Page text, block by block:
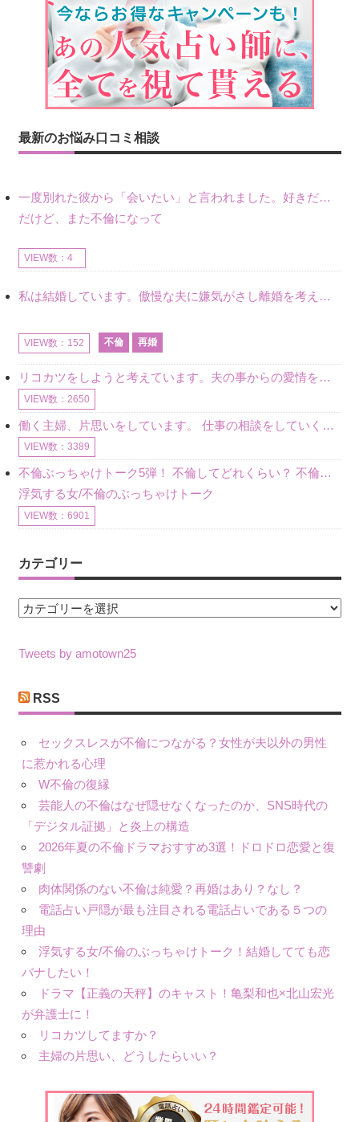
最新のお悩み口コミ相談
一度別れた彼から「会いたい」と言われました。好きだけど不倫だから別れたので、私もまだ好きだし会いたい気持ちはあります。
だけど、また不倫になって
VIEW数：4
私は結婚しています。傲慢な夫に嫌気がさし離婚を考えていたときに、彼と出会いました。彼には恋人がいましたが、話をするうちに、夫とのことを相談するようにな
VIEW数：152 不倫 再婚
リコカツをしようと考えています。夫の事からの愛情を全く感じません。子供がいるので、子供が成長するまではと我慢しています。 まず、お金が必要だと考え、仕事の量も増やしました。ところが、夫は働かず、結局は
VIEW数：2650
働く主婦、片思いをしています。 仕事の相談をしていくうちに、彼のことを好きになりました。私には夫も子供もいます。不倫をしているわけでもなく、もちろん、この気持ちは誰にも話していません。 ラインをする関
VIEW数：3389
不倫ぶっちゃけトーク5弾！ 不倫してどれくらい？ 不倫のあれこれを、なんでもどうぞ♪♪
浮気する女/不倫のぶっちゃけトーク
VIEW数：6901
カテゴリー
カ
ゴ
ー
Tweets by amotown25
RSS
セックスレスが不倫につながる？女性が夫以外の男性
に惹かれる心理
W不倫の復縁
芸能人の不倫はなぜ隠せなくなったのか、SNS時代の
「デジタル証拠」と炎上の構造
2026年夏の不倫ドラマおすすめ3選！ドロドロ恋愛と復
讐劇
肉体関係のない不倫は純愛？再婚はあり？なし？
電話占い戸隠が最も注目される電話占いである５つの
理由
浮気する女/不倫のぶっちゃけトーク！結婚してても恋
バナしたい！
ドラマ【正義の天秤】のキャスト！亀梨和也×北山宏光
が弁護士に！
リコカツしてますか？
主婦の片思い、どうしたらいい？